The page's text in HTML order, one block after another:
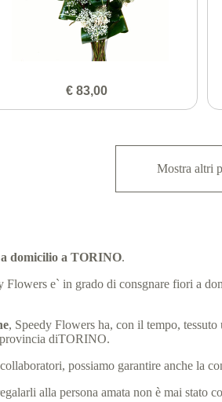
€ 83,00
Mostra altri
domicilio a TORINO.
Flowers e` in grado di consgnare fiori
, Speedy Flowers ha, con il tempo,
diTORINO.
possiamo garantire anche la
alla persona amata non è mai stato